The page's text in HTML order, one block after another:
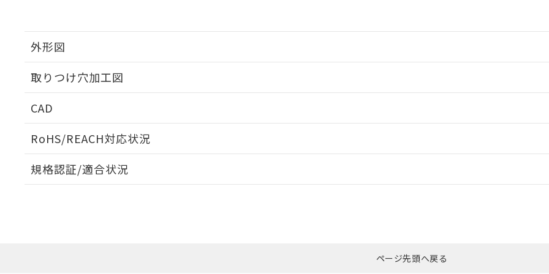
外形図
取りつけ穴加工図
CAD
RoHS/REACH対応状況
EU RoHS 注意事項・凡例
ダウンロードはこちら
規格認証/適合状況
ページ先頭へ戻る